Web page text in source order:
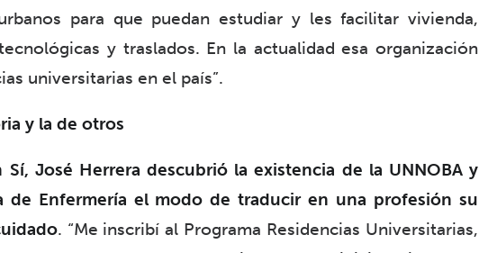
para que puedan estudiar y les facilitar vivienda,
y traslados. En la actualidad esa organización
universitarias en el país”.
y la de otros
Sí, José Herrera descubrió la existencia de la UNNOBA y
de Enfermería el modo de traducir en una profesión su
. “Me inscribí al Programa Residencias Universitarias,